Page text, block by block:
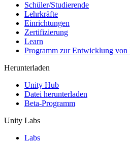
Schüler/Studierende
Lehrkräfte
Einrichtungen
Zertifizierung
Learn
Programm zur Entwicklung von
Herunterladen
Unity Hub
Datei herunterladen
Beta-Programm
Unity Labs
Labs